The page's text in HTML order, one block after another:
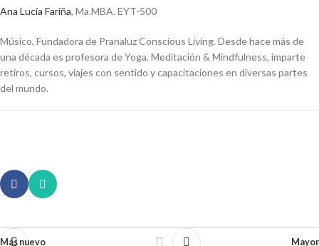
Ana Lucía Fariña, Ma.MBA. EYT-500
Músico, Fundadora de Pranaluz Conscious Living. Desde hace más de
una década es profesora de Yoga, Meditación & Mindfulness, imparte
retiros, cursos, viajes con sentido y capacitaciones en diversas partes
del mundo.
Más nuevo Mayor